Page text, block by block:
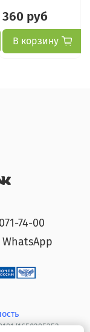
360 руб
В корзину
74-00
1650295353